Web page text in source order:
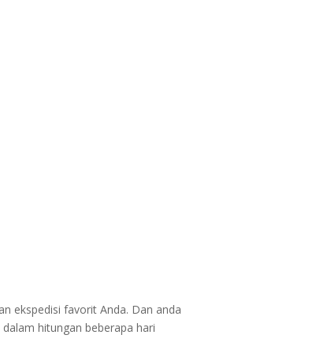
ekspedisi favorit Anda. Dan anda
hitungan beberapa hari